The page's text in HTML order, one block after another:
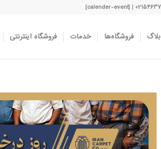
بلاگ فروشگاه‌ها خدمات فروشگاه اینترنتی